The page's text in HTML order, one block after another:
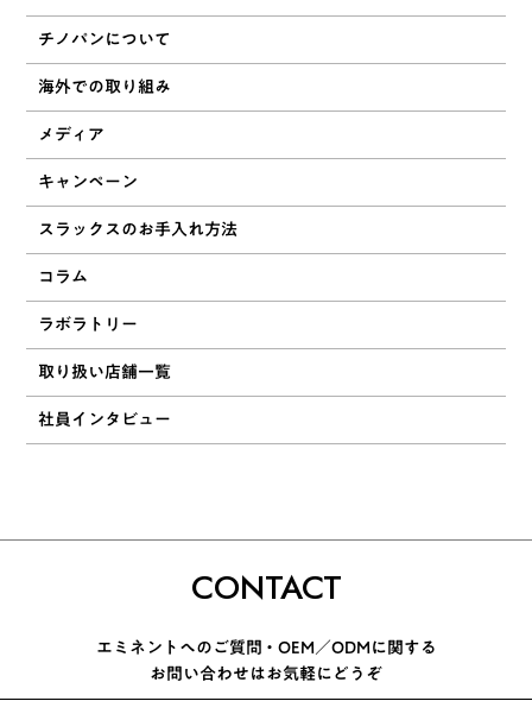
チノパンについて
海外での取り組み
メディア
キャンペーン
スラックスのお手入れ方法
コラム
ラボラトリー
取り扱い店舗一覧
社員インタビュー
CONTACT
エミネントへのご質問 ・ OEM／ODMに関する
お問い合わせはお気軽にどうぞ